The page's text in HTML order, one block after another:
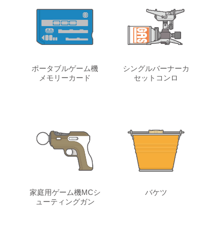
ポータブルゲーム機
メモリーカード
シングルバーナーカ
セットコンロ
家庭用ゲーム機MCシ
ューティングガン
バケツ